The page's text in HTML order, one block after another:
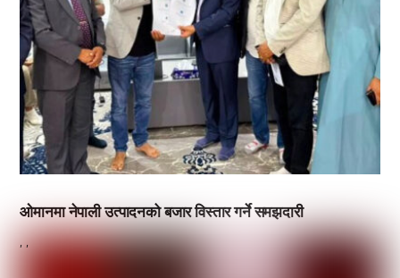
ओमानमा नेपाली उत्पादनको बजार विस्तार गर्ने समझदारी
, ,